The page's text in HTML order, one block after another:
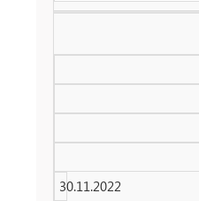
30.11.2022